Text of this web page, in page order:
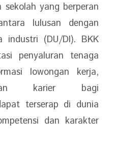
yang berperan
lulusan dengan
industri (DU/DI). BKK
penyaluran tenaga
lowongan kerja,
karier bagi
terserap di dunia
dan karakter